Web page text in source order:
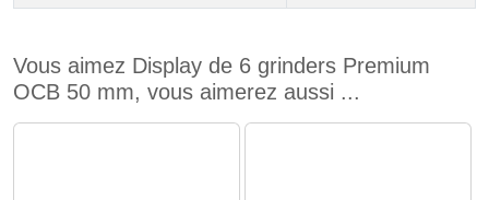
Vous aimez Display de 6 grinders Premium
OCB 50 mm, vous aimerez aussi ...